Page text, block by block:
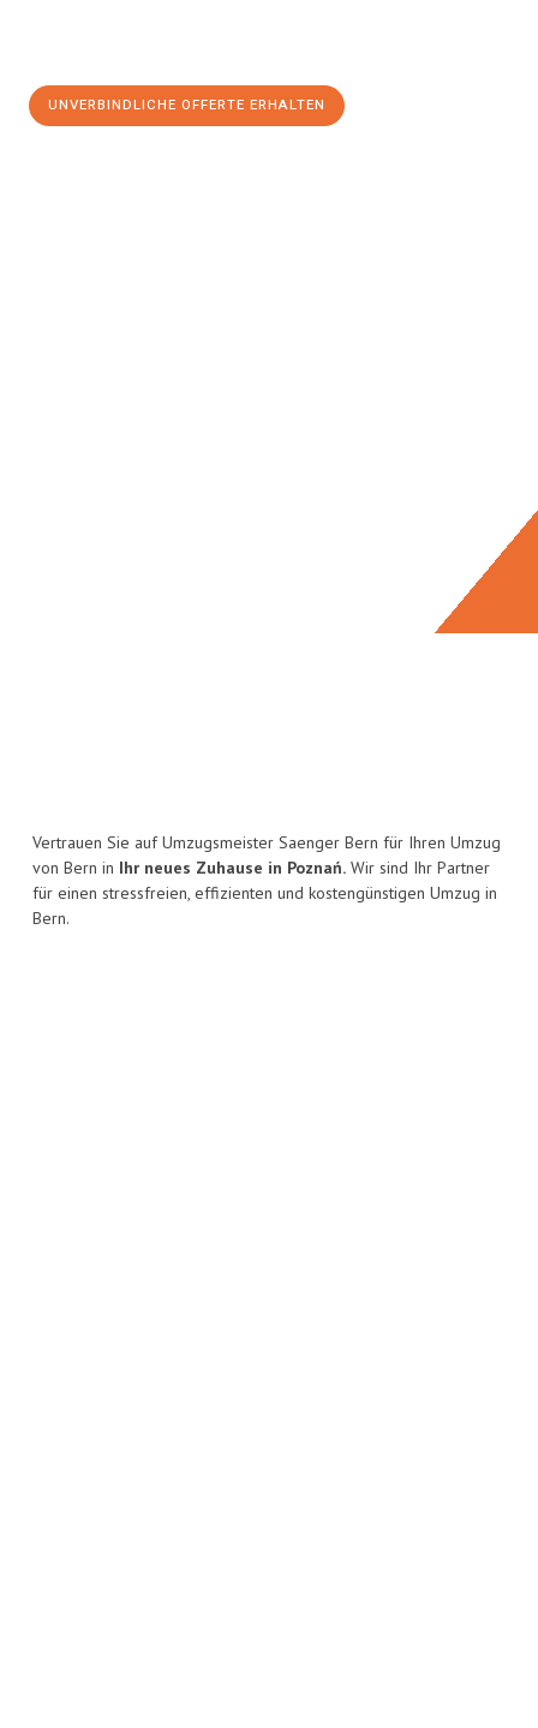
UNVERBINDLICHE OFFERTE ERHALTEN
Vertrauen Sie auf Umzugsmeister Saenger Bern für Ihren Umzug
von Bern in Ihr neues Zuhause in Poznań. Wir sind Ihr Partner
für einen stressfreien, effizienten und kostengünstigen Umzug in
Bern.